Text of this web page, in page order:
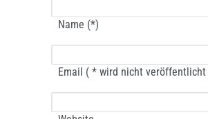
Name (*)
Email ( * wird nicht veröffentlicht